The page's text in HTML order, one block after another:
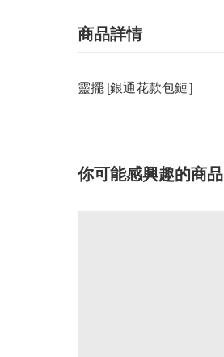
商品詳情
靈擺 [銀通花款包鏈］
你可能感興趣的商品